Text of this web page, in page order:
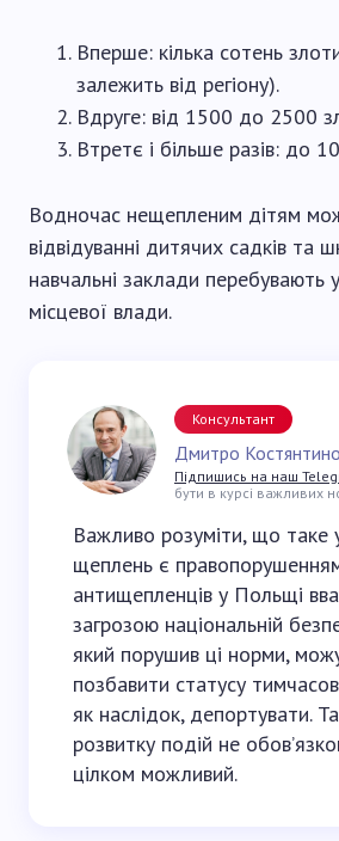
Вперше: кілька сотень
залежить від регіону).
Вдруге: від 1500 до 2500
Втретє і більше разів: до
Водночас нещепленим дітям
відвідуванні дитячих садків та
навчальні заклади перебувають
місцевої влади.
Консультант
Дмитро
Підпишись на наш
бути в курсі важливих
Важливо розуміти, що таке
щеплень є
антищепленців у Польщі
загрозою національній
який порушив ці норми,
позбавити статусу
як наслідок, депортувати.
розвитку подій не
цілком можливий.